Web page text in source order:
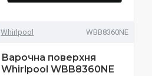
Whirlpool WBB8360NE
Варочна поверхня
Whirlpool WBB8360NE